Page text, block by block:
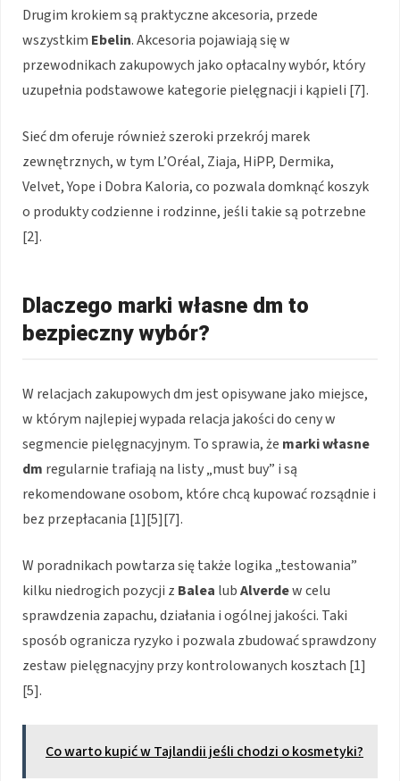
Drugim krokiem są praktyczne akcesoria, przede
wszystkim Ebelin. Akcesoria pojawiają się w
przewodnikach zakupowych jako opłacalny wybór, który
uzupełnia podstawowe kategorie pielęgnacji i kąpieli [7].
Sieć dm oferuje również szeroki przekrój marek
zewnętrznych, w tym L’Oréal, Ziaja, HiPP, Dermika,
Velvet, Yope i Dobra Kaloria, co pozwala domknąć koszyk
o produkty codzienne i rodzinne, jeśli takie są potrzebne
[2].
Dlaczego marki własne dm to
bezpieczny wybór?
W relacjach zakupowych dm jest opisywane jako miejsce,
w którym najlepiej wypada relacja jakości do ceny w
segmencie pielęgnacyjnym. To sprawia, że marki własne
dm regularnie trafiają na listy „must buy” i są
rekomendowane osobom, które chcą kupować rozsądnie i
bez przepłacania [1][5][7].
W poradnikach powtarza się także logika „testowania”
kilku niedrogich pozycji z Balea lubAlverdew celu
sprawdzenia zapachu, działania i ogólnej jakości. Taki
sposób ogranicza ryzyko i pozwala zbudować sprawdzony
zestaw pielęgnacyjny przy kontrolowanych kosztach [1]
[5].
Co warto kupić w Tajlandii jeśli chodzi o kosmetyki?